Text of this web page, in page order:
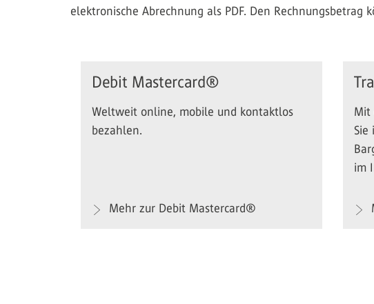
elektronische Abrechnung als PDF. Den
Debit Mastercard®
Weltweit online, mobile und kontaktlos
bezahlen.
Mehr zur Debit Mastercard®
Mit
Sie
im